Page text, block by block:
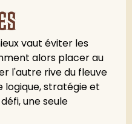
vaut éviter les
alors placer au
l'autre rive du fleuve
logique, stratégie et
une seule